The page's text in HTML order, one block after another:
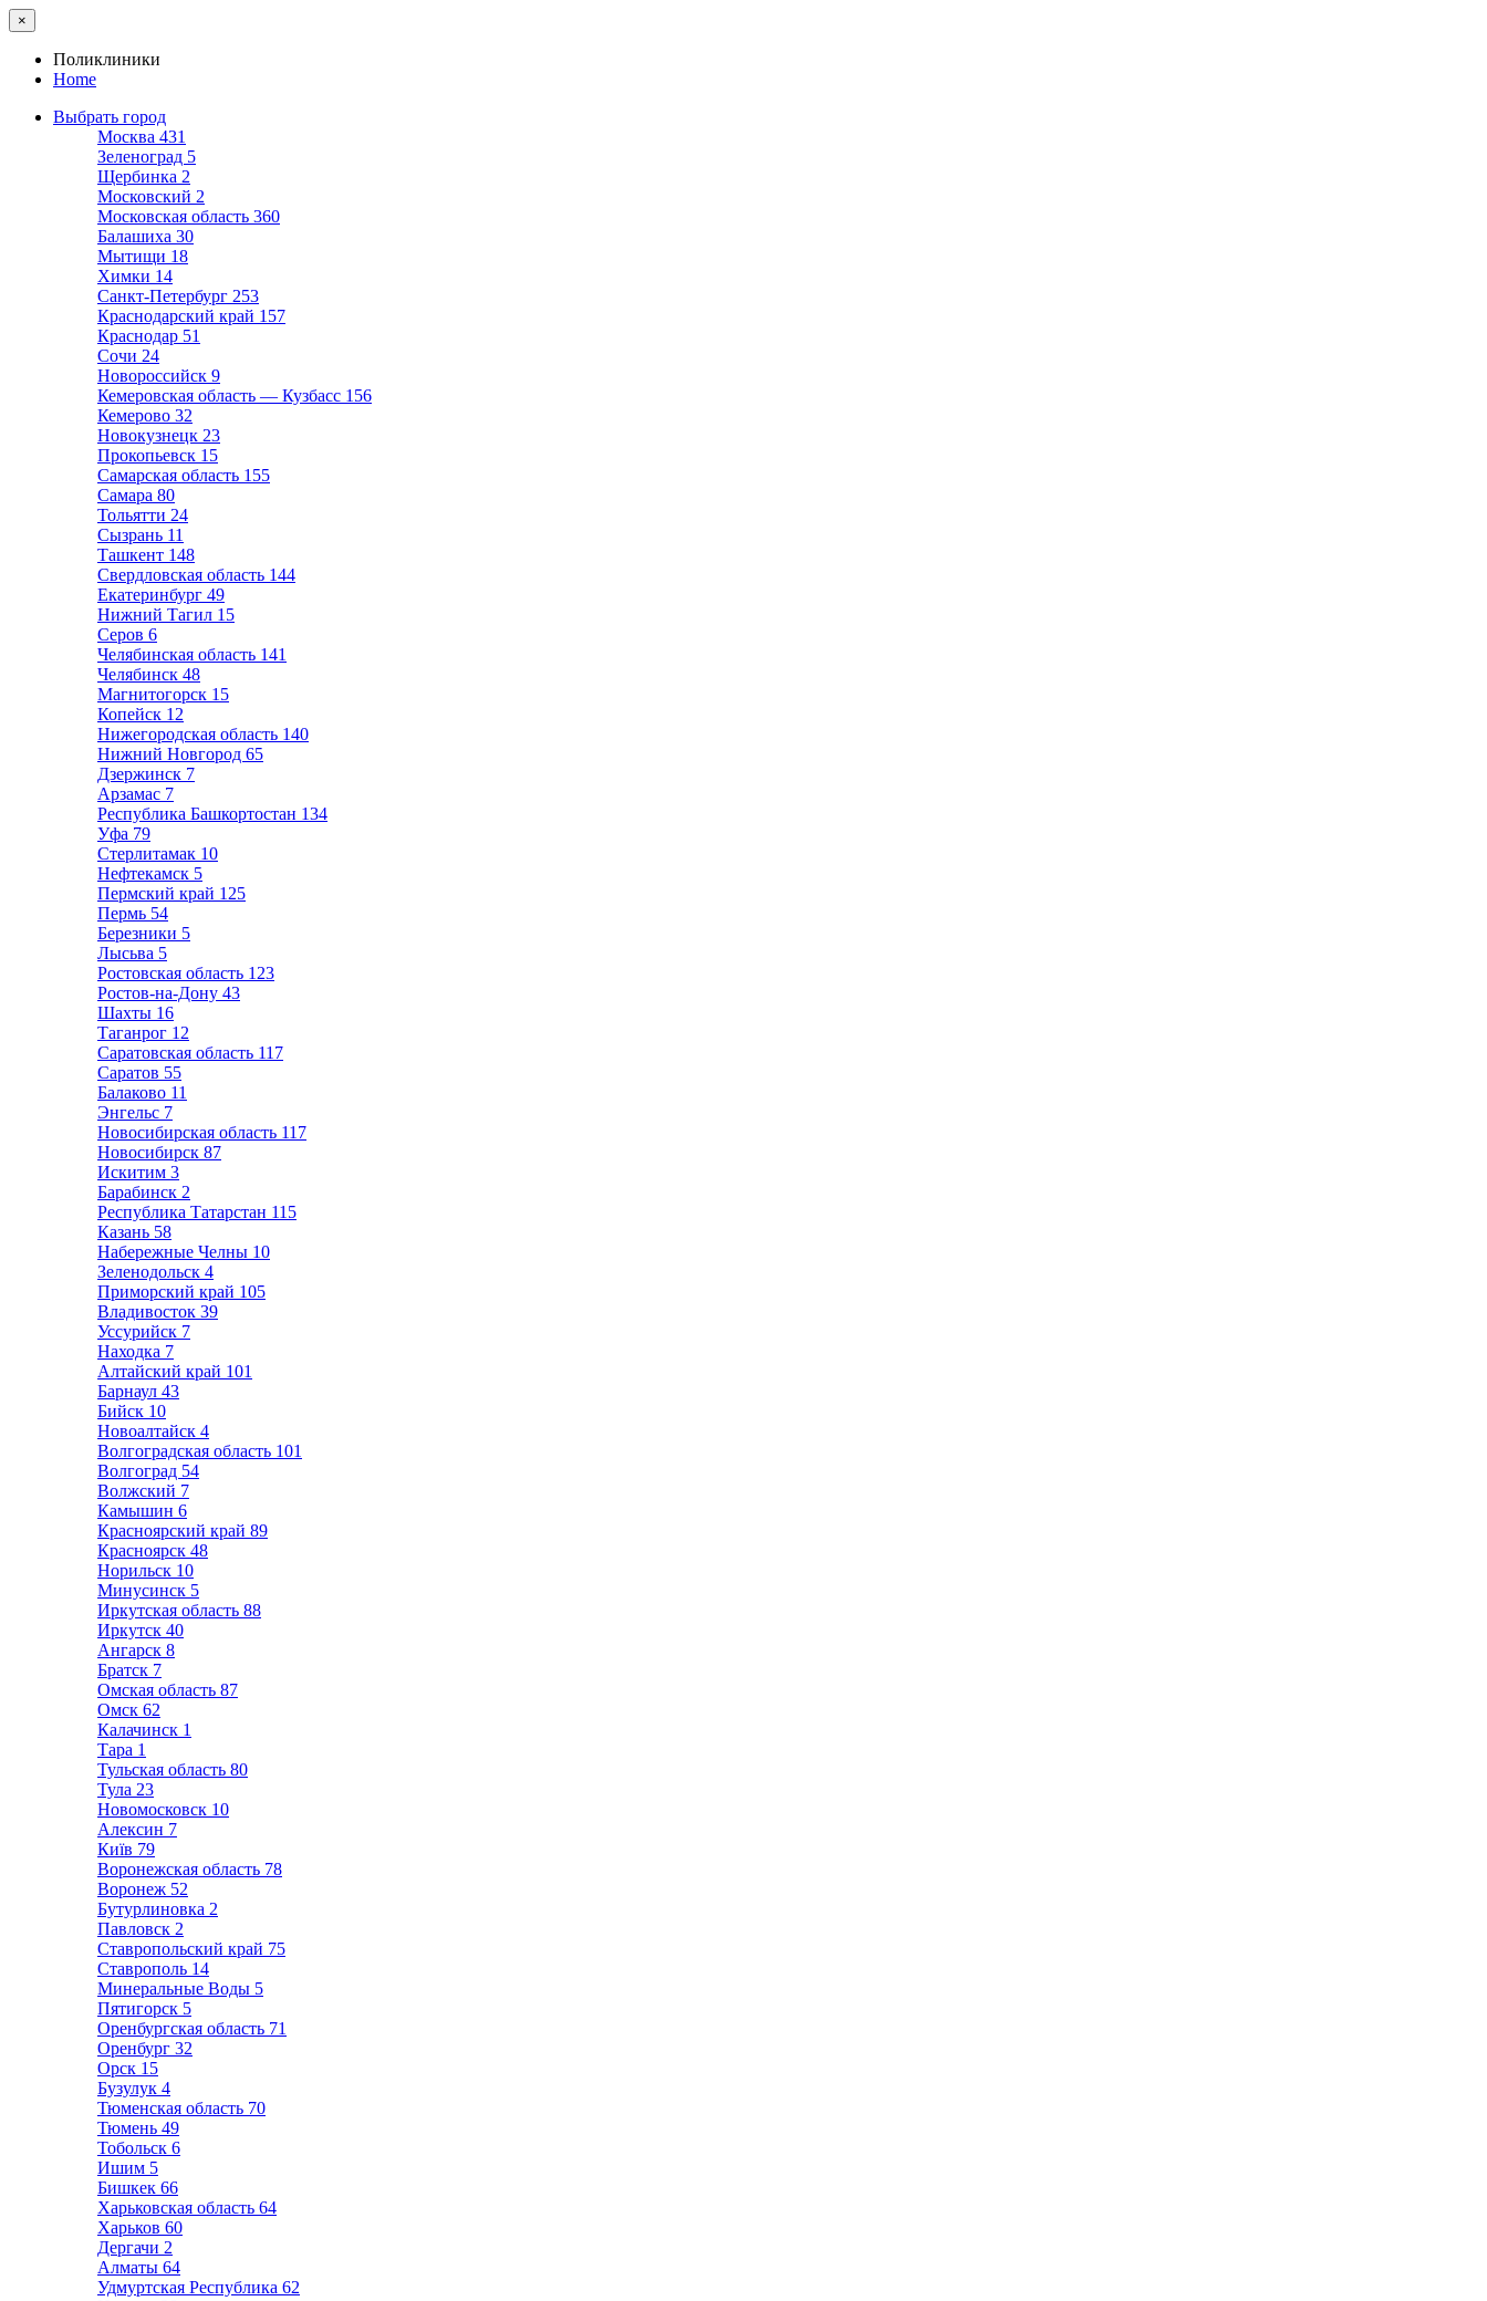
×
Поликлиники
Home
Выбрать город
Москва 431
Зеленоград 5
Щербинка 2
Московский 2
Московская область 360
Балашиха 30
Мытищи 18
Химки 14
Санкт-Петербург 253
Краснодарский край 157
Краснодар 51
Сочи 24
Новороссийск 9
Кемеровская область — Кузбасс 156
Кемерово 32
Новокузнецк 23
Прокопьевск 15
Самарская область 155
Самара 80
Тольятти 24
Сызрань 11
Ташкент 148
Свердловская область 144
Екатеринбург 49
Нижний Тагил 15
Серов 6
Челябинская область 141
Челябинск 48
Магнитогорск 15
Копейск 12
Нижегородская область 140
Нижний Новгород 65
Дзержинск 7
Арзамас 7
Республика Башкортостан 134
Уфа 79
Стерлитамак 10
Нефтекамск 5
Пермский край 125
Пермь 54
Березники 5
Лысьва 5
Ростовская область 123
Ростов-на-Дону 43
Шахты 16
Таганрог 12
Саратовская область 117
Саратов 55
Балаково 11
Энгельс 7
Новосибирская область 117
Новосибирск 87
Искитим 3
Барабинск 2
Республика Татарстан 115
Казань 58
Набережные Челны 10
Зеленодольск 4
Приморский край 105
Владивосток 39
Уссурийск 7
Находка 7
Алтайский край 101
Барнаул 43
Бийск 10
Новоалтайск 4
Волгоградская область 101
Волгоград 54
Волжский 7
Камышин 6
Красноярский край 89
Красноярск 48
Норильск 10
Минусинск 5
Иркутская область 88
Иркутск 40
Ангарск 8
Братск 7
Омская область 87
Омск 62
Калачинск 1
Тара 1
Тульская область 80
Тула 23
Новомосковск 10
Алексин 7
Київ 79
Воронежская область 78
Воронеж 52
Бутурлиновка 2
Павловск 2
Ставропольский край 75
Ставрополь 14
Минеральные Воды 5
Пятигорск 5
Оренбургская область 71
Оренбург 32
Орск 15
Бузулук 4
Тюменская область 70
Тюмень 49
Тобольск 6
Ишим 5
Бишкек 66
Харьковская область 64
Харьков 60
Дергачи 2
Алматы 64
Удмуртская Республика 62